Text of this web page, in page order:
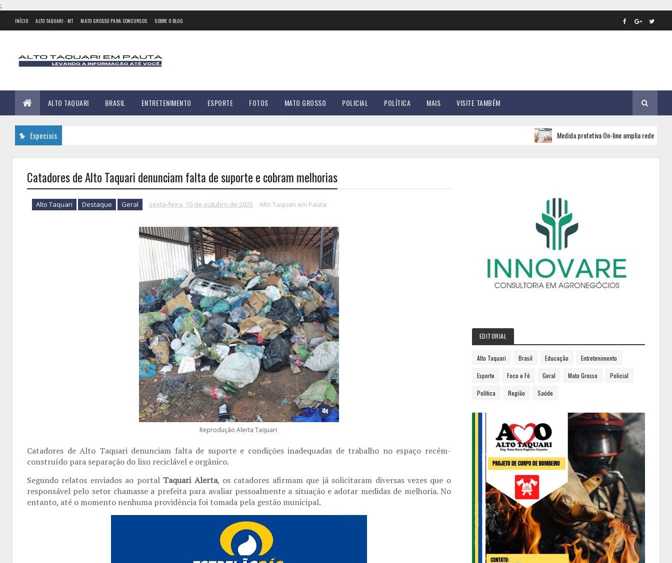
;
INÍCIO ALTO TAQUARI - MT MATO GROSSO PARA CONCURSOS SOBRE O BLOG
ALTO TAQUARI BRASIL ENTRETENIMENTO ESPORTE FOTOS MATO GROSSO POLICIAL POLÍTICA MAIS VISITE TAMBÉM
Especiais Medida protetiva On-line amplia rede de apoio e
Catadores de Alto Taquari denunciam falta de suporte e cobram melhorias
Alto Taquari Destaque Geral sexta-feira, 10 de outubro de 2025 Alto Taquari em Pauta
Reprodução Alerta Taquari
Catadores de Alto Taquaridenunciam falta de suporte e condições inadequadas de trabalho no espaço recém-
construído para separação do lixo reciclável e orgânico.
Segundo relatos enviados ao portal Taquari Alerta, os catadores afirmam que já solicitaram diversas vezes que o
responsável pelo setor chamasse a prefeita para avaliar pessoalmente a situação e adotar medidas de melhoria. No
entanto, até o momento nenhuma providência foi tomada pela gestão municipal.
EDITORIAL
Alto Taquari Brasil Educação Entretenimento
Esporte Foco e Fé Geral Mato Grosso Policial
Política Região Saúde